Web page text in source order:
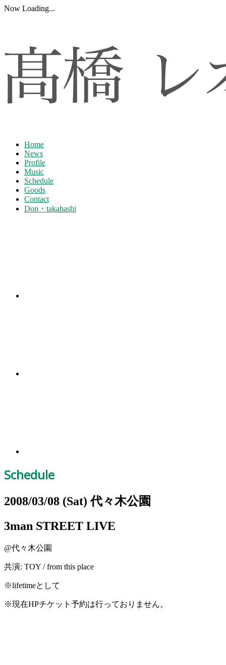
Now Loading...
Home
News
Profile
Music
Schedule
Goods
Contact
Don・takahashi
Schedule
2008/03/08 (Sat) 代々木公園
3man STREET LIVE
@代々木公園
共演: TOY / from this place
※lifetimeとして
※現在HPチケット予約は行っておりません。